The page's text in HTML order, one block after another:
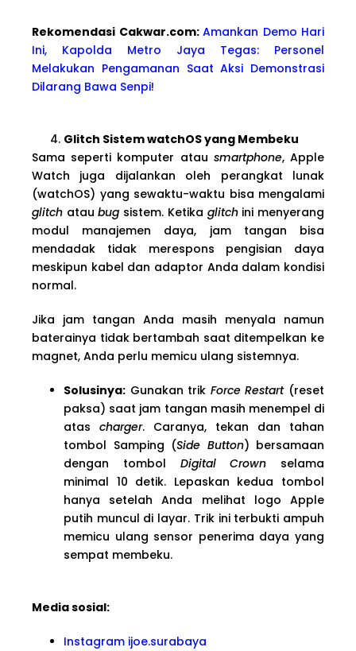
Rekomendasi Cakwar.com: Amankan Demo Hari
Ini, Kapolda Metro Jaya Tegas: Personel
Melakukan Pengamanan Saat Aksi Demonstrasi
Dilarang Bawa Senpi!
Glitch Sistem watchOS yang Membeku
Sama seperti komputer atau smartphone, Apple
Watch juga dijalankan oleh perangkat lunak
(watchOS) yang sewaktu-waktu bisa mengalami
glitch ataubug sistem. Ketika glitchini menyerang
modul manajemen daya, jam tangan bisa
mendadak tidak merespons pengisian daya
meskipun kabel dan adaptor Anda dalam kondisi
normal.
Jika jam tangan Anda masih menyala namun
baterainya tidak bertambah saat ditempelkan ke
magnet, Anda perlu memicu ulang sistemnya.
Solusinya: Gunakan trik Force Restart(reset
paksa) saat jam tangan masih menempel di
atas charger. Caranya, tekan dan tahan
tombol Samping (Side Button) bersamaan
dengan tombol Digital Crown selama
minimal 10 detik. Lepaskan kedua tombol
hanya setelah Anda melihat logo Apple
putih muncul di layar. Trik ini terbukti ampuh
memicu ulang sensor penerima daya yang
sempat membeku.
Media sosial:
Instagram ijoe.surabaya